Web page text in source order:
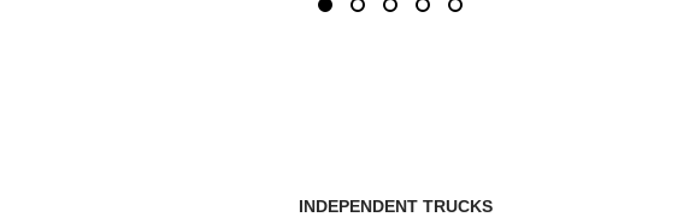
INDEPENDENT TRUCKS